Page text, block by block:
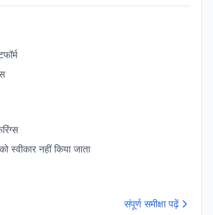
स्वीकार नहीं किया जाता
संपूर्ण समीक्षा पढ़ें